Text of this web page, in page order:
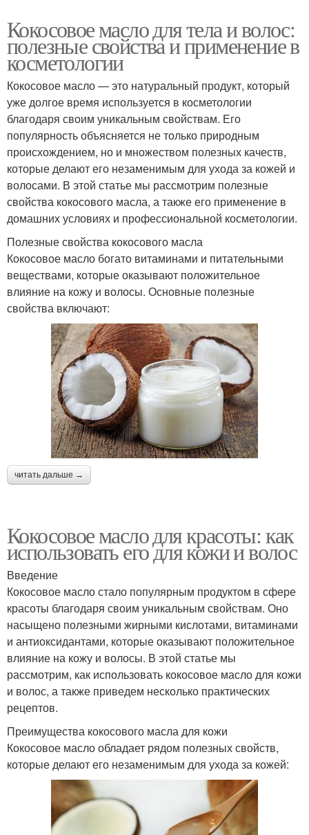
Кокосовое масло для тела и волос:
полезные свойства и применение в
косметологии
Кокосовое масло — это натуральный продукт, который
уже долгое время используется в косметологии
благодаря своим уникальным свойствам. Его
популярность объясняется не только природным
происхождением, но и множеством полезных качеств,
которые делают его незаменимым для ухода за кожей и
волосами. В этой статье мы рассмотрим полезные
свойства кокосового масла, а также его применение в
домашних условиях и профессиональной косметологии.
Полезные свойства кокосового масла
Кокосовое масло богато витаминами и питательными
веществами, которые оказывают положительное
влияние на кожу и волосы. Основные полезные
свойства включают:
читать дальше →
Кокосовое масло для красоты: как
использовать его для кожи и волос
Введение
Кокосовое масло стало популярным продуктом в сфере
красоты благодаря своим уникальным свойствам. Оно
насыщено полезными жирными кислотами, витаминами
и антиоксидантами, которые оказывают положительное
влияние на кожу и волосы. В этой статье мы
рассмотрим, как использовать кокосовое масло для кожи
и волос, а также приведем несколько практических
рецептов.
Преимущества кокосового масла для кожи
Кокосовое масло обладает рядом полезных свойств,
которые делают его незаменимым для ухода за кожей: